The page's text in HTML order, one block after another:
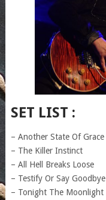
SET LIST :
– Another State Of Grace
– The Killer Instinct
– All Hell Breaks Loose
– Testify Or Say Goodbye
– Tonight The Moonlight